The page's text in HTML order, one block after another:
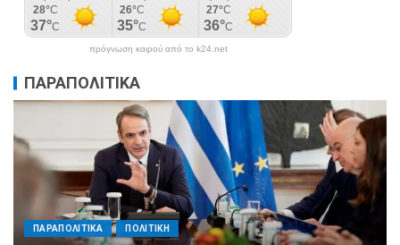
πρόγνωση καιρού από το k24.net
ΠΑΡΑΠΟΛΙΤΙΚΑ
ΠΑΡΑΠΟΛΙΤΙΚΑ ΠΟΛΙΤΙΚΗ